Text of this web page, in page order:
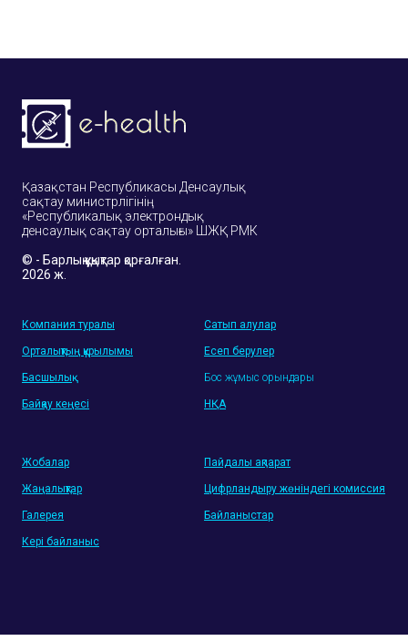
Қазақстан Республикасы Денсаулық
сақтау министрлігінің
«Республикалық электрондық
денсаулық сақтау орталығы» ШЖҚ РМК
© - Барлық құқықтар қорғалған.
2026 ж.
Компания туралы
Орталықтың құрылымы
Басшылық
Байқау кеңесі
Сатып алулар
Есеп берулер
Бос жұмыс орындары
НҚА
Жобалар
Жаңалықтар
Галерея
Кері байланыс
Пайдалы ақпарат
Цифрландыру жөніндегі комиссия
Байланыстар